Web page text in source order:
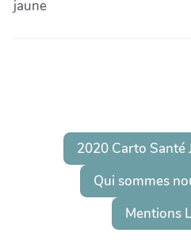
jaune
2020 Carto Santé
Qui sommes
Mentions